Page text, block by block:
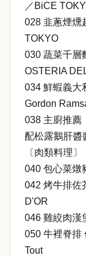
／BiCE
028 韭蔥煙燻
TOKYO
030 蔬菜千層
OSTERIA
034 鮮蝦義大
Gordon
038 主廚推薦
配松露鵝肝醬
〔肉類料理〕
040 包心菜燉
042 烤牛排佐
D'OR
046 雞絞肉漢
050 牛裡脊排
Tout